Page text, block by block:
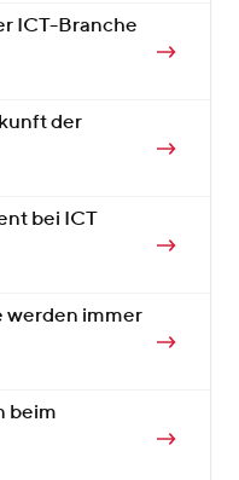
ICT-Branche
der
bei ICT
werden immer
beim